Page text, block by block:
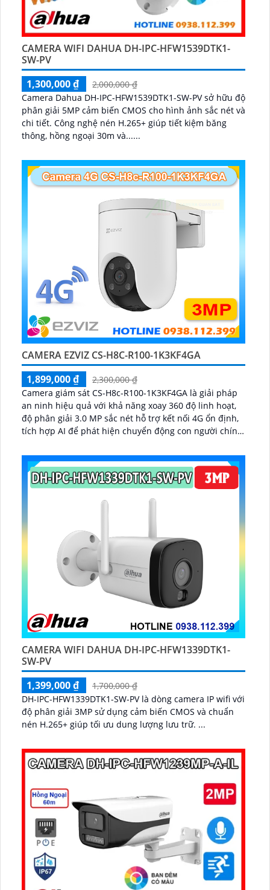
CAMERA WIFI DAHUA DH-IPC-HFW1539DTK1-
SW-PV
1,300,000 ₫
2,000,000 ₫
Camera Dahua DH-IPC-HFW1539DTK1-SW-PV sở hữu độ
phân giải 5MP cảm biến CMOS cho hình ảnh sắc nét và
chi tiết. Công nghệ nén H.265+ giúp tiết kiệm băng
thông, hồng ngoại 30m và......
CAMERA EZVIZ CS-H8C-R100-1K3KF4GA
1,899,000 ₫
2,300,000 ₫
Camera giám sát CS-H8c-R100-1K3KF4GA là giải pháp
an ninh hiệu quả với khả năng xoay 360 độ linh hoạt,
độ phân giải 3.0 MP sắc nét hỗ trợ kết nối 4G ổn định,
tích hợp AI để phát hiện chuyển động con người chính
CAMERA WIFI DAHUA DH-IPC-HFW1339DTK1-
SW-PV
1,399,000 ₫
1,700,000 ₫
DH-IPC-HFW1339DTK1-SW-PV là dòng camera IP wifi với
độ phân giải 3MP sử dụng cảm biến CMOS và chuẩn
nén H.265+ giúp tối ưu dung lượng lưu trữ. ...